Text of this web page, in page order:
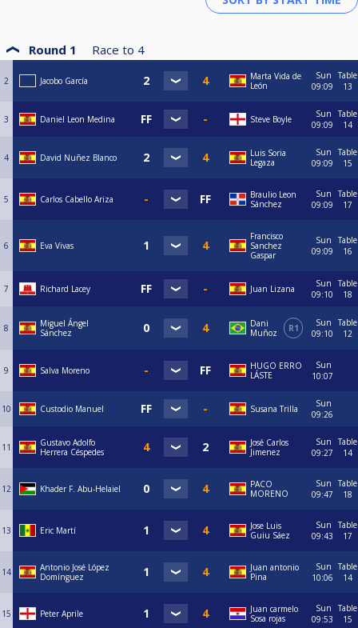
Round 1 Race to 4
2 Jacobo García
Marta Vida de
León
Sun
09:09
Table
13
3 Daniel Leon Medina Steve Boyle
Sun
09:09
Table
14
4 David Nuñez Blanco
Luis Soria
Legaza
Sun
09:09
Table
15
5 Carlos Cabello Ariza
Braulio Leon
Sánchez
Sun
09:09
Table
17
6 Eva Vivas
Francisco
Sanchez
Gaspar
Sun
09:09
Table
16
7 Richard Lacey Juan Lizana
Sun
09:10
Table
18
8
Miguel Ángel
Sánchez
Dani
Muñoz
R1
Sun
09:10
Table
12
9 Salva Moreno
HUGO ERRO
LÁSTE
Sun
10:07
10 Custodio Manuel Susana Trilla
Sun
09:26
11
Gustavo Adolfo
Herrera Céspedes
José Carlos
Jimenez
Sun
09:27
Table
14
12 Khader F. Abu-Helaiel
PACO
MORENO
Sun
09:47
Table
18
13 Eric Martí
Jose Luis
Guiu Sáez
Sun
09:43
Table
17
14
Antonio José López
Domínguez
Juan antonio
Pina
Sun
10:06
Table
14
15 Peter Aprile
Juan carmelo
Sosa rojas
Sun
09:53
Table
15